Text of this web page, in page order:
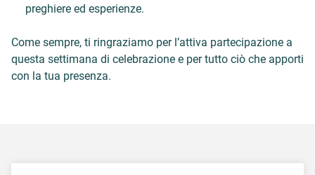
preghiere ed esperienze.
Come sempre, ti ringraziamo per l’attiva partecipazione a
questa settimana di celebrazione e per tutto ciò che apporti
con la tua presenza.